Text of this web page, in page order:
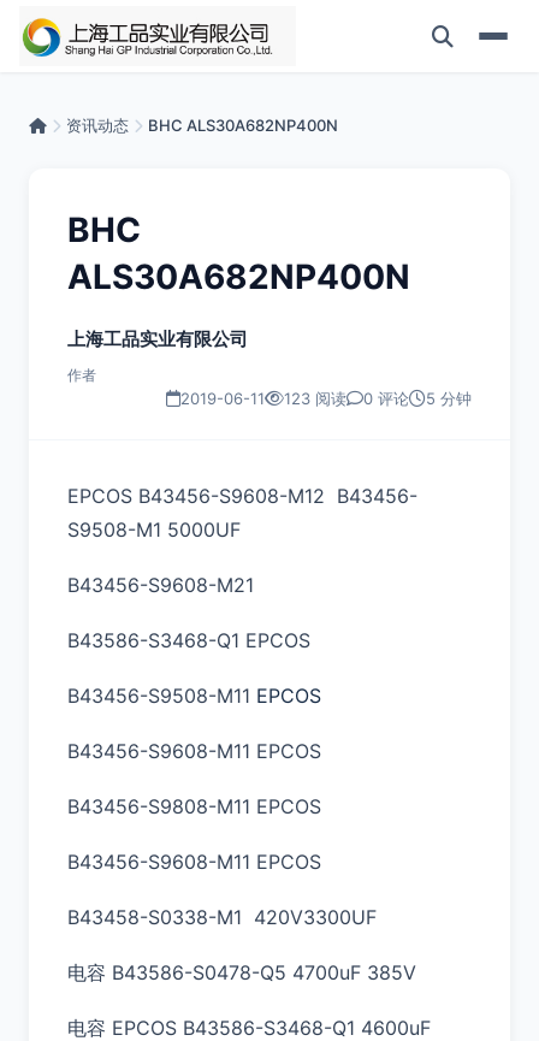
资讯动态 BHC ALS30A682NP400N
BHC
ALS30A682NP400N
上海工品实业有限公司
作者
2019-06-11 123 阅读 0 评论 5 分钟
EPCOS B43456-S9608-M12 B43456-
S9508-M1 5000UF
B43456-S9608-M21
B43586-S3468-Q1 EPCOS
B43456-S9508-M11 EPCOS
B43456-S9608-M11 EPCOS
B43456-S9808-M11 EPCOS
B43456-S9608-M11 EPCOS
B43458-S0338-M1 420V3300UF
电容 B43586-S0478-Q5 4700uF 385V
电容 EPCOS B43586-S3468-Q1 4600uF